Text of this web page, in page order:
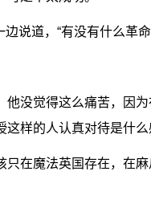
说道，“有没有什么革
他没觉得这么痛苦，因
样的人认真对待是什么
在魔法英国存在，在